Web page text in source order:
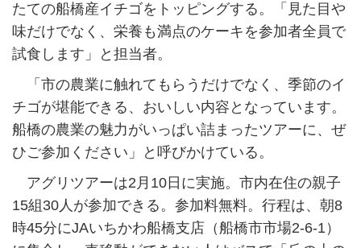
たての船橋産イチゴをトッピングする。「見た目や
味だけでなく、栄養も満点のケーキを参加者全員で
試食します」と担当者。
「市の農業に触れてもらうだけでなく、季節のイ
チゴが堪能できる、おいしい内容となっています。
船橋の農業の魅力がいっぱい詰まったツアーに、ぜ
ひご参加ください」と呼びかけている。
アグリツアーは2月10日に実施。市内在住の親子
15組30人が参加できる。参加料無料。行程は、朝8
時45分にJAいちかわ船橋支店（船橋市市場2-6-1）